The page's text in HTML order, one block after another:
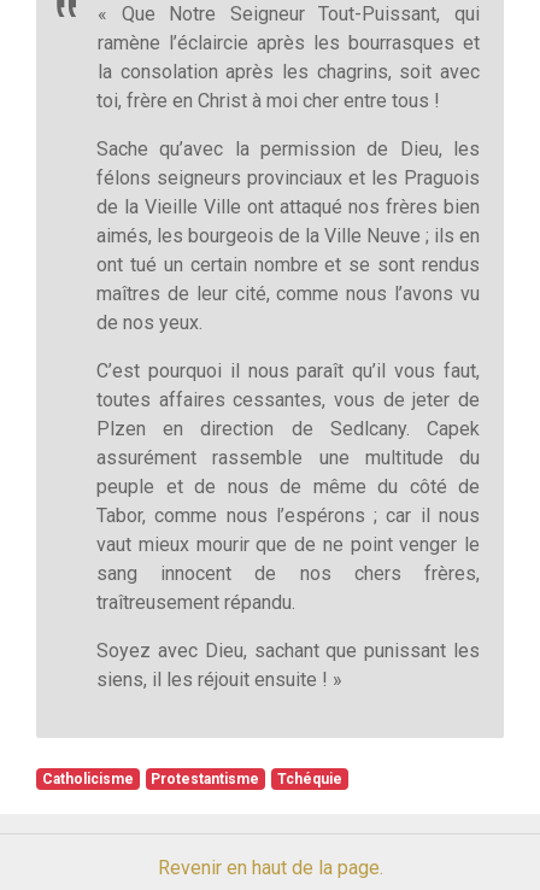
« Que Notre Seigneur Tout-Puissant, qui
ramène l’éclaircie après les bourrasques et
la consolation après les chagrins, soit avec
toi, frère en Christ à moi cher entre tous !
Sache qu’avec la permission de Dieu, les
félons seigneurs provinciaux et les Praguois
de la Vieille Ville ont attaqué nos frères bien
aimés, les bourgeois de la Ville Neuve ; ils en
ont tué un certain nombre et se sont rendus
maîtres de leur cité, comme nous l’avons vu
de nos yeux.
C’est pourquoi il nous paraît qu’il vous faut,
toutes affaires cessantes, vous de jeter de
Plzen en direction de Sedlcany. Capek
assurément rassemble une multitude du
peuple et de nous de même du côté de
Tabor, comme nous l’espérons ; car il nous
vaut mieux mourir que de ne point venger le
sang innocent de nos chers frères,
traîtreusement répandu.
Soyez avec Dieu, sachant que punissant les
siens, il les réjouit ensuite ! »
Catholicisme Protestantisme Tchéquie
Revenir en haut de la page.